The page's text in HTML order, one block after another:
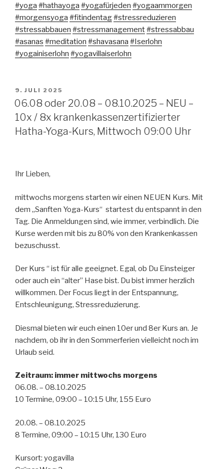
#yoga #hathayoga #yogafürjeden #yogaammorgen
#morgensyoga #fitindentag#stressreduzieren
#stressabbauen #stressmanagement#stressabbau
#asanas #meditation #shavasana #Iserlohn
#yogainiserlohn #yogavillaiserlohn
VERÖFFENTLICHT
AM
9. JULI 2025
06.08 oder 20.08 – 08.10.2025 – NEU –
10x / 8x krankenkassenzertifizierter
Hatha-Yoga-Kurs, Mittwoch 09:00 Uhr
Ihr Lieben,
mittwochs morgens starten wir einen NEUEN Kurs. Mit
dem „Sanften Yoga-Kurs“ startest du entspannt in den
Tag. Die Anmeldungen sind, wie immer, verbindlich. Die
Kurse werden mit bis zu 80% von den Krankenkassen
bezuschusst.
Der Kurs “ ist für alle geeignet. Egal, ob Du Einsteiger
oder auch ein “alter” Hase bist. Du bist immer herzlich
willkommen. Der Focus liegt in der Entspannung,
Entschleunigung, Stressreduzierung.
Diesmal bieten wir euch einen 10er und 8er Kurs an. Je
nachdem, ob ihr in den Sommerferien vielleicht noch im
Urlaub seid.
Zeitraum: immer mittwochs morgens
06.08. – 08.10.2025
10 Termine, 09:00 – 10:15 Uhr, 155 Euro
20.08. – 08.10.2025
8 Termine, 09:00 – 10:15 Uhr, 130 Euro
Kursort: yogavilla